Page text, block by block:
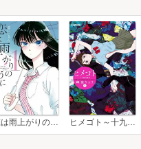
恋は雨上がりのように ヒメゴト～十九歳の制服～